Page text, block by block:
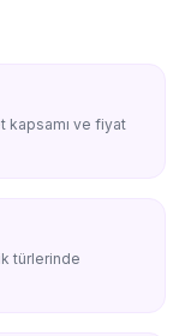
kapsamı ve fiyat
türlerinde